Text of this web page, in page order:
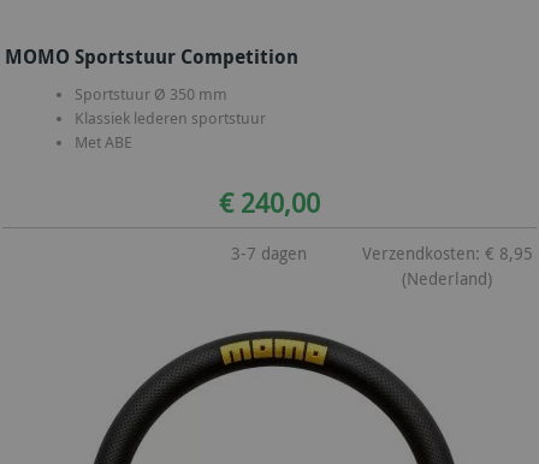
MOMO Sportstuur Competition
Sportstuur Ø 350 mm
Klassiek lederen sportstuur
Met ABE
€ 240,00
3-7 dagen
Verzendkosten: € 8,95
(Nederland)